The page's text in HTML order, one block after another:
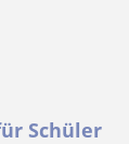
Schüler